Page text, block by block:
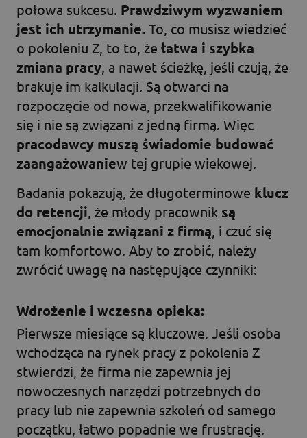
połowa sukcesu. Prawdziwym wyzwaniem
jest ich utrzymanie. To, co musisz wiedzieć
o pokoleniu Z, to to, że łatwa i szybka
zmiana pracy, a nawet ścieżkę, jeśli czują, że
brakuje im kalkulacji. Są otwarci na
rozpoczęcie od nowa, przekwalifikowanie
się i nie są związani z jedną firmą. Więc
pracodawcy muszą świadomie budować
zaangażowaniew tej grupie wiekowej.
Badania pokazują, że długoterminowe klucz
do retencji , że młody pracownik są
emocjonalnie związani z firmą , i czuć się
tam komfortowo. Aby to zrobić, należy
zwrócić uwagę na następujące czynniki:
Wdrożenie i wczesna opieka:
Pierwsze miesiące są kluczowe. Jeśli osoba
wchodząca na rynek pracy z pokolenia Z
stwierdzi, że firma nie zapewnia jej
nowoczesnych narzędzi potrzebnych do
pracy lub nie zapewnia szkoleń od samego
początku, łatwo popadnie we frustrację.